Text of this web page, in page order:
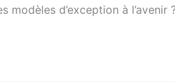
d’exception à l’avenir